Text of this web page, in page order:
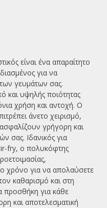
είναι ένα απαραίτητο
για να
γευμάτων σας.
και υψηλής ποιότητας
χρήση και αντοχή. Ο
άνετο χειρισμό,
γρήγορη και
σας. Ιδανικός για
fry, ο πολυκόφτης
χρόνο για να απολαύσετε
καθαρισμό και στη
προσθήκη για κάθε
και αποτελεσματική